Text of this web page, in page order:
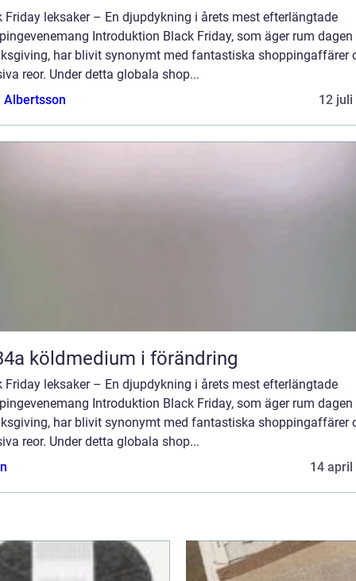
Friday leksaker – En djupdykning i årets mest efterlängtade
Introduktion Black Friday, som äger rum dagen
har blivit synonymt med fantastiska shoppingaffärer
reor. Under detta globala shop...
Albertsson
12 juli
R134a köldmedium i förändring
Friday leksaker – En djupdykning i årets mest efterlängtade
Introduktion Black Friday, som äger rum dagen
har blivit synonymt med fantastiska shoppingaffärer
reor. Under detta globala shop...
14 april